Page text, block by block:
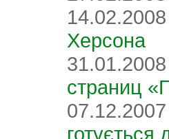
Херсона
страниц
готується